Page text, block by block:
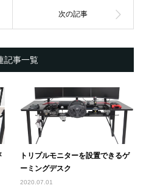
記事一覧
トリプルモニターを設置できるゲ
ーミングデスク
2020.07.01